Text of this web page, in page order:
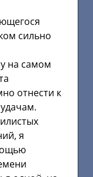
сильно
на самом
отнести к
я